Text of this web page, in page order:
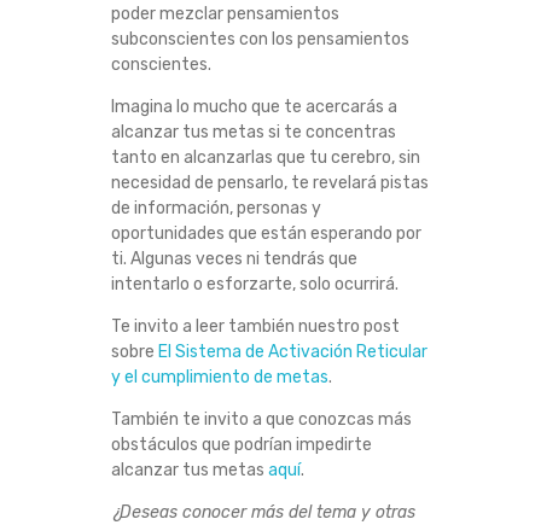
poder mezclar pensamientos
subconscientes con los pensamientos
conscientes.
Imagina lo mucho que te acercarás a
alcanzar tus metas si te concentras
tanto en alcanzarlas que tu cerebro, sin
necesidad de pensarlo, te revelará pistas
de información, personas y
oportunidades que están esperando por
ti. Algunas veces ni tendrás que
intentarlo o esforzarte, solo ocurrirá.
Te invito a leer también nuestro post
sobre El Sistema de Activación Reticular
y el cumplimiento de metas.
También te invito a que conozcas más
obstáculos que podrían impedirte
alcanzar tus metas aquí.
¿Deseas conocer más del tema y otras